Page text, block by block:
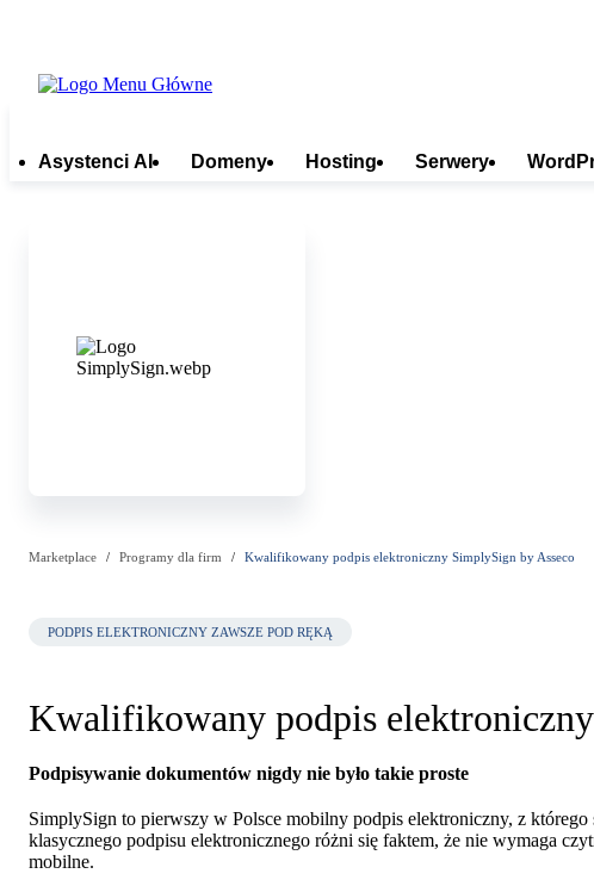
Asystenci AI Domeny Hosting Serwery
Marketplace Programy dla firm Kwalifikowany podpis elektroniczny SimplySign by Asseco
PODPIS ELEKTRONICZNY ZAWSZE POD RĘKĄ
Kwalifikowany podpis
Podpisywanie dokumentów nigdy nie było takie proste
SimplySign to pierwszy w Polsce mobilny podpis elektroniczny, z
klasycznego podpisu elektronicznego różni się faktem, że nie wymaga
mobilne.